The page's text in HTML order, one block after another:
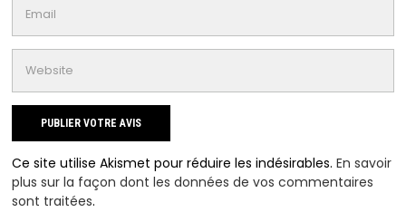
Ce site utilise Akismet pour réduire les indésirables.En savoir
plus sur la façon dont les données de vos commentaires
sont traitées.